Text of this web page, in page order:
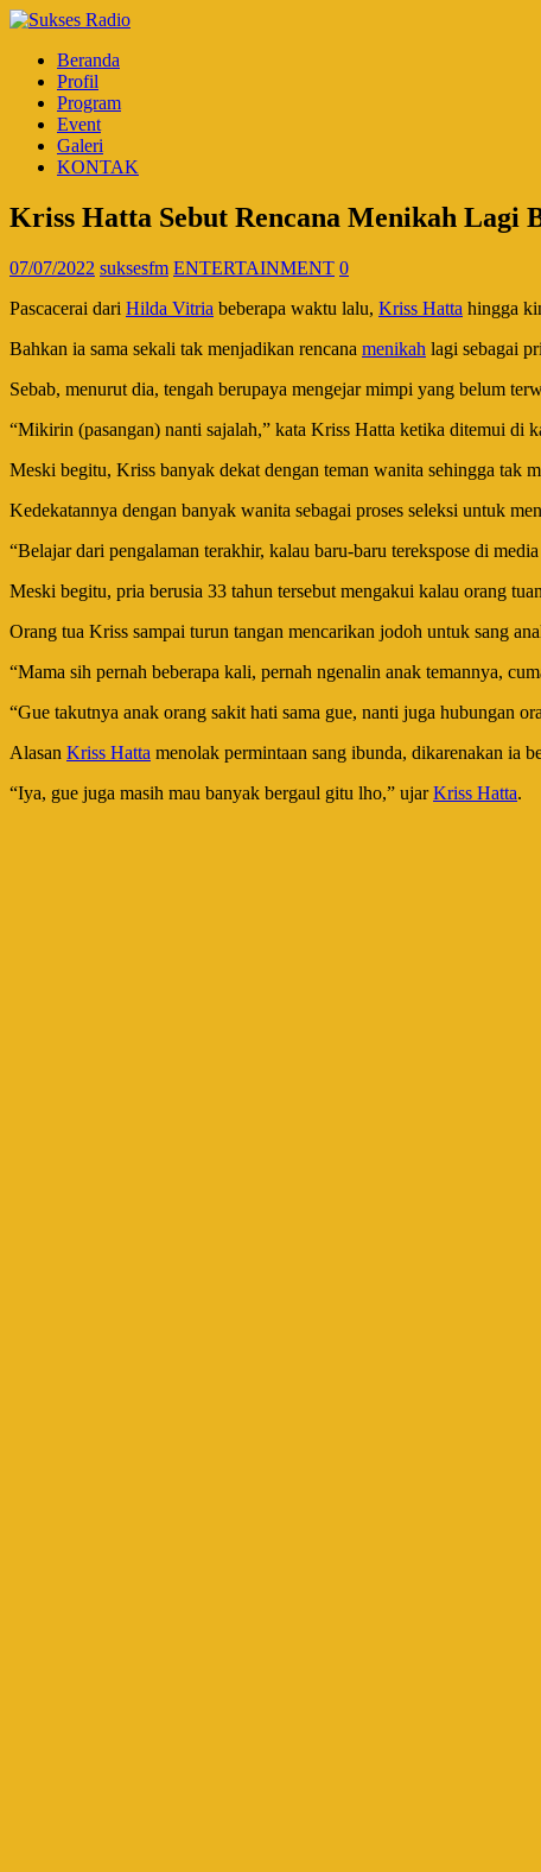
Beranda
Profil
Program
Event
Galeri
KONTAK
Kriss Hatta Sebut Rencana Menikah Lagi
07/07/2022 suksesfm ENTERTAINMENT 0
Pascacerai dari Hilda Vitria beberapa waktu lalu, Kriss Hatta hingga
Bahkan ia sama sekali tak menjadikan rencana menikah lagi sebagai
Sebab, menurut dia, tengah berupaya mengejar mimpi yang belum
“Mikirin (pasangan) nanti sajalah,” kata Kriss Hatta ketika ditemui di
Meski begitu, Kriss banyak dekat dengan teman wanita sehingga tak
Kedekatannya dengan banyak wanita sebagai proses seleksi untuk
“Belajar dari pengalaman terakhir, kalau baru-baru terekspose di
Meski begitu, pria berusia 33 tahun tersebut mengakui kalau orang
Orang tua Kriss sampai turun tangan mencarikan jodoh untuk sang
“Mama sih pernah beberapa kali, pernah ngenalin anak temannya,
“Gue takutnya anak orang sakit hati sama gue, nanti juga hubungan
Alasan Kriss Hatta menolak permintaan sang ibunda, dikarenakan ia
“Iya, gue juga masih mau banyak bergaul gitu lho,” ujarKriss Hatta.